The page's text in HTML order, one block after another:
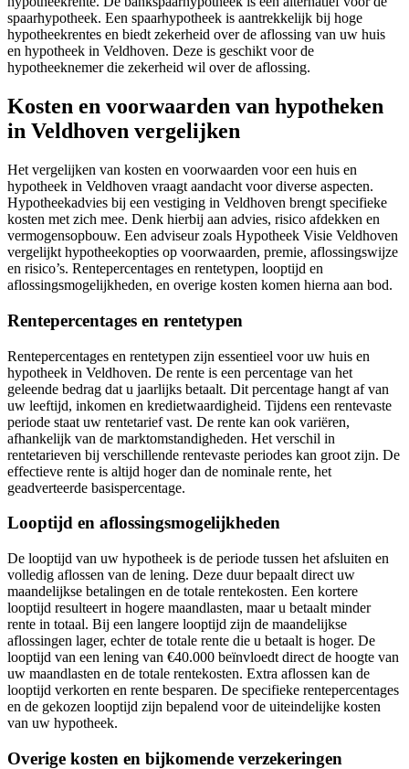
spaarhypotheek. Een spaarhypotheek is aantrekkelijk bij hoge
hypotheekrentes en biedt zekerheid over de aflossing van uw huis
en hypotheek in Veldhoven. Deze is geschikt voor de
hypotheeknemer die zekerheid wil over de aflossing.
Kosten en voorwaarden van hypotheken
in Veldhoven vergelijken
Het vergelijken van kosten en voorwaarden voor een huis en
hypotheek in Veldhoven vraagt aandacht voor diverse aspecten.
Hypotheekadvies bij een vestiging in Veldhoven brengt specifieke
kosten met zich mee. Denk hierbij aan advies, risico afdekken en
vermogensopbouw. Een adviseur zoals Hypotheek Visie Veldhoven
vergelijkt hypotheekopties op voorwaarden, premie, aflossingswijze
en risico’s. Rentepercentages en rentetypen, looptijd en
aflossingsmogelijkheden, en overige kosten komen hierna aan bod.
Rentepercentages en rentetypen
Rentepercentages en rentetypen zijn essentieel voor uw huis en
hypotheek in Veldhoven. De rente is een percentage van het
geleende bedrag dat u jaarlijks betaalt. Dit percentage hangt af van
uw leeftijd, inkomen en kredietwaardigheid. Tijdens een rentevaste
periode staat uw rentetarief vast. De rente kan ook variëren,
afhankelijk van de marktomstandigheden. Het verschil in
rentetarieven bij verschillende rentevaste periodes kan groot zijn. De
effectieve rente is altijd hoger dan de nominale rente, het
geadverteerde basispercentage.
Looptijd en aflossingsmogelijkheden
De looptijd van uw hypotheek is de periode tussen het afsluiten en
volledig aflossen van de lening. Deze duur bepaalt direct uw
maandelijkse betalingen en de totale rentekosten. Een kortere
looptijd resulteert in hogere maandlasten, maar u betaalt minder
rente in totaal. Bij een langere looptijd zijn de maandelijkse
aflossingen lager, echter de totale rente die u betaalt is hoger. De
looptijd van een lening van €40.000 beïnvloedt direct de hoogte van
uw maandlasten en de totale rentekosten. Extra aflossen kan de
looptijd verkorten en rente besparen. De specifieke rentepercentages
en de gekozen looptijd zijn bepalend voor de uiteindelijke kosten
van uw hypotheek.
Overige kosten en bijkomende verzekeringen